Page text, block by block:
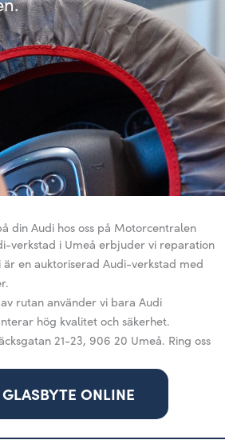
din Audi hos oss på Motorcentralen
verkstad i Umeå erbjuder vi reparation
en auktoriserad Audi-verkstad med
rutan använder vi bara Audi
hög kvalitet och säkerhet.
21-23, 906 20 Umeå. Ring oss
ONLINE